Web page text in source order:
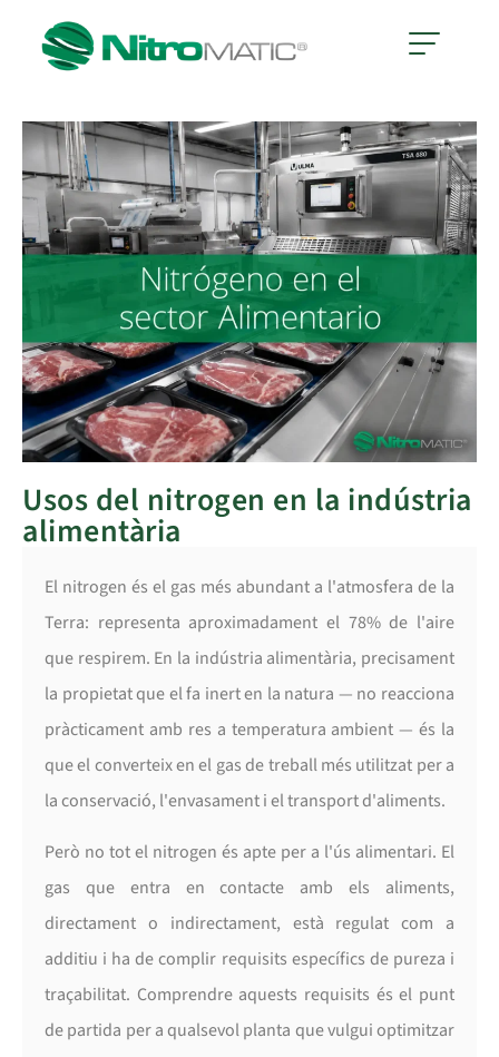
Usos del nitrogen en la indústria
alimentària
El nitrogen és el gas més abundant a l'atmosfera de la
Terra: representa aproximadament el 78% de l'aire
que respirem. En la indústria alimentària, precisament
la propietat que el fa inert en la natura — no reacciona
pràcticament amb res a temperatura ambient — és la
que el converteix en el gas de treball més utilitzat per a
la conservació, l'envasament i el transport d'aliments.
Però no tot el nitrogen és apte per a l'ús alimentari. El
gas que entra en contacte amb els aliments,
directament o indirectament, està regulat com a
additiu i ha de complir requisits específics de pureza i
traçabilitat. Comprendre aquests requisits és el punt
de partida per a qualsevol planta que vulgui optimitzar